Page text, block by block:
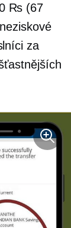
Rs (67
neziskové
za